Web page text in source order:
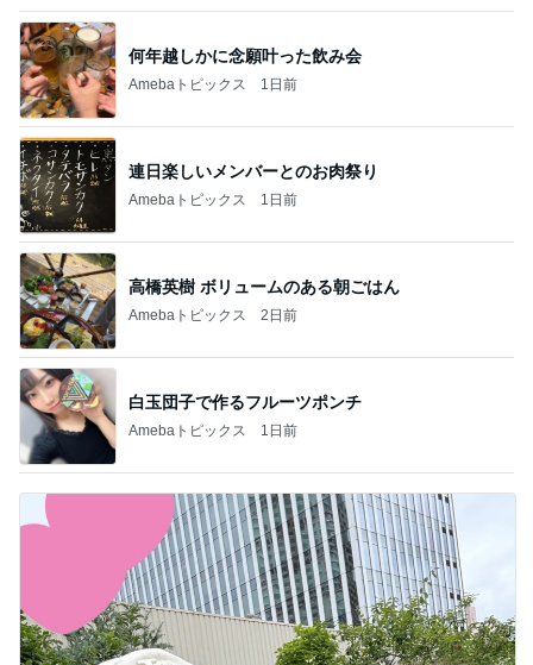
何年越しかに念願叶った飲み会
Amebaトピックス 1日前
連日楽しいメンバーとのお肉祭り
Amebaトピックス 1日前
高橋英樹 ボリュームのある朝ごはん
Amebaトピックス 2日前
白玉団子で作るフルーツポンチ
Amebaトピックス 1日前